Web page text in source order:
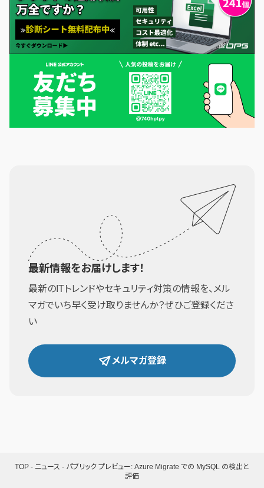
最新情報をお届けします！
最新のITトレンドやセキュリティ対策の情報を、メル
マガでいち早く受け取りませんか？ぜひご登録くださ
い
メルマガ登録
TOP - ニュース - パブリック プレビュー: Azure Migrate での MySQL の検出と
評価